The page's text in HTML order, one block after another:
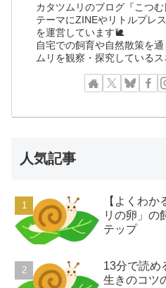
カタツムリのブログ『こつ
テーマにZINEやリトルプレ
を運営しています🐌
自宅での飼育や自然散策を
ムリを観察・探究している
人気記事
【よくわ
リの卵」の
テップ
13分で読め
生きのコツ